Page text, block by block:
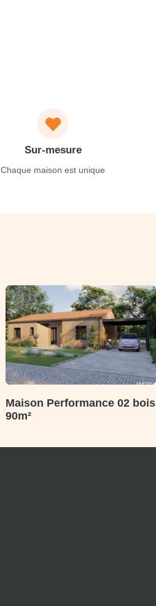
Sur-mesure
Chaque maison est unique
Maison Performance 02 bois
90m²